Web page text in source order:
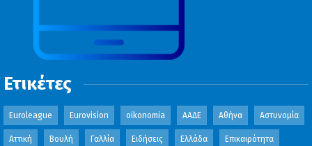
Ετικέτες
Euroleague Eurovision oikonomia ΑΑΔΕ Αθήνα Αστυνομία
Αττική Βουλή Γαλλία Ειδήσεις Ελλάδα Επικαιρότητα